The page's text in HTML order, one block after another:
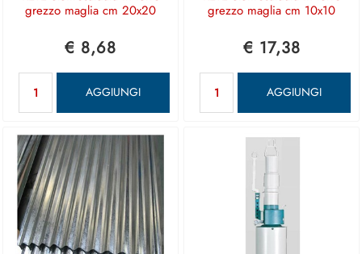
grezzo maglia cm 20x20
€ 8,68
AGGIUNGI
grezzo maglia cm 10x10
€ 17,38
AGGIUNGI